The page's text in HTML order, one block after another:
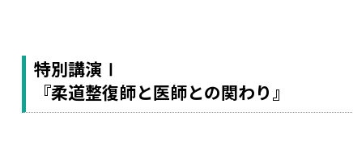
特別講演Ⅰ
『柔道整復師と医師との関わり』